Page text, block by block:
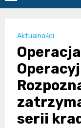
Aktualności
serii